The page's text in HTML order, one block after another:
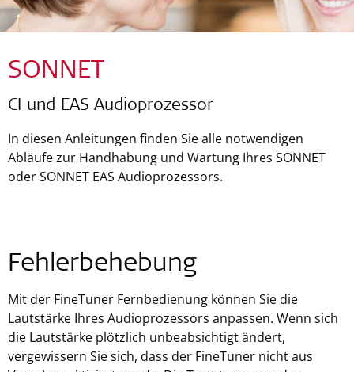
SONNET
CI und EAS Audioprozessor
In diesen Anleitungen finden Sie alle notwendigen
Abläufe zur Handhabung und Wartung Ihres SONNET
oder SONNET EAS Audioprozessors.
Fehlerbehebung
Mit der FineTuner Fernbedienung können Sie die
Lautstärke Ihres Audioprozessors anpassen. Wenn sich
die Lautstärke plötzlich unbeabsichtigt ändert,
vergewissern Sie sich, dass der FineTuner nicht aus